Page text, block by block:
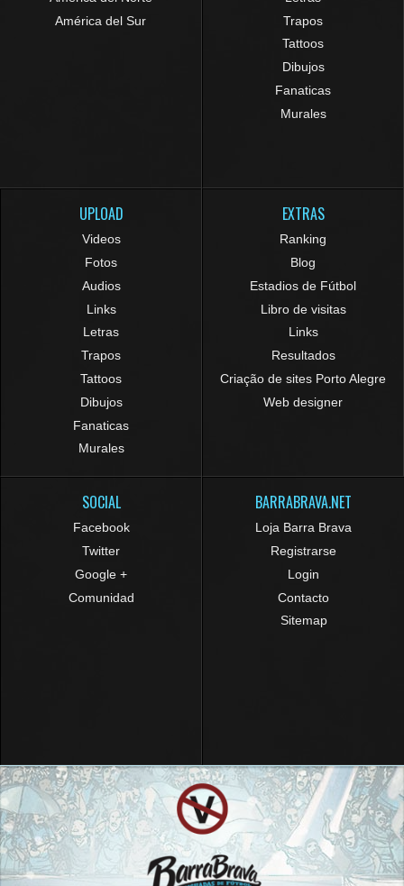
América del Sur
Trapos
Tattoos
Dibujos
Fanaticas
Murales
UPLOAD
Videos
Fotos
Audios
Links
Letras
Trapos
Tattoos
Dibujos
Fanaticas
Murales
EXTRAS
Ranking
Blog
Estadios de Fútbol
Libro de visitas
Links
Resultados
Criação de sites Porto Alegre
Web designer
SOCIAL
Facebook
Twitter
Google +
Comunidad
BARRABRAVA.NET
Loja Barra Brava
Registrarse
Login
Contacto
Sitemap